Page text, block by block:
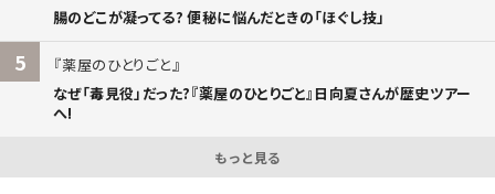
腸のどこが凝ってる? 便秘に悩んだときの「ほぐし技」
5
薬屋のひとりごと
なぜ「毒見役」だった?『薬屋のひとりごと』日向夏さんが歴史ツアー
へ!
もっと見る